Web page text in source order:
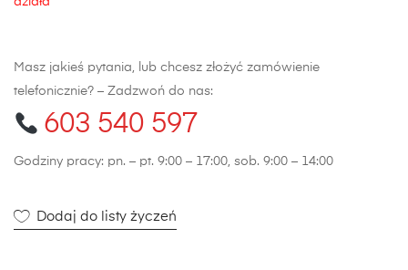
Masz jakieś pytania, lub chcesz złożyć zamówienie
telefonicznie? – Zadzwoń do nas:
603 540 597
Godziny pracy: pn. – pt. 9:00 – 17:00, sob. 9:00 – 14:00
Dodaj do listy życzeń